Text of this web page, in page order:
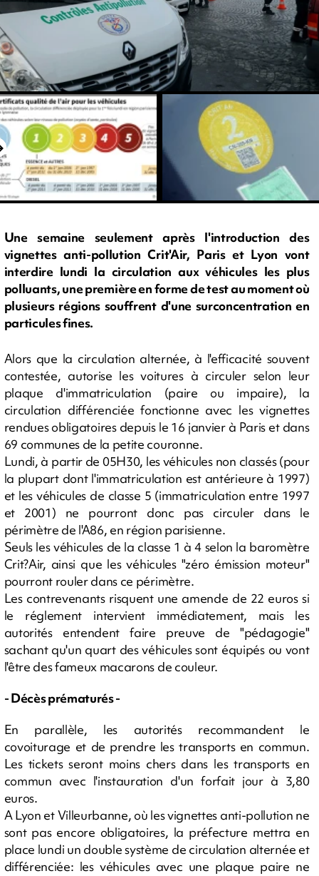
Une semaine seulement après l'introduction des
vignettes anti-pollution Crit'Air, Paris et Lyon vont
interdire lundi la circulation aux véhicules les plus
polluants, une première en forme de test au moment où
plusieurs régions souffrent d'une surconcentration en
particules fines.
Alors que la circulation alternée, à l'efficacité souvent
contestée, autorise les voitures à circuler selon leur
plaque d'immatriculation (paire ou impaire), la
circulation différenciée fonctionne avec les vignettes
rendues obligatoires depuis le 16 janvier à Paris et dans
69 communes de la petite couronne.
Lundi, à partir de 05H30, les véhicules non classés (pour
la plupart dont l'immatriculation est antérieure à 1997)
et les véhicules de classe 5 (immatriculation entre 1997
et 2001) ne pourront donc pas circuler dans le
périmètre de l'A86, en région parisienne.
Seuls les véhicules de la classe 1 à 4 selon la baromètre
Crit?Air, ainsi que les véhicules "zéro émission moteur"
pourront rouler dans ce périmètre.
Les contrevenants risquent une amende de 22 euros si
le réglement intervient immédiatement, mais les
autorités entendent faire preuve de "pédagogie"
sachant qu'un quart des véhicules sont équipés ou vont
l'être des fameux macarons de couleur.
- Décès prématurés -
En parallèle, les autorités recommandent le
covoiturage et de prendre les transports en commun.
Les tickets seront moins chers dans les transports en
commun avec l'instauration d'un forfait jour à 3,80
euros.
A Lyon et Villeurbanne, où les vignettes anti-pollution ne
sont pas encore obligatoires, la préfecture mettra en
place lundi un double système de circulation alternée et
différenciée: les véhicules avec une plaque paire ne